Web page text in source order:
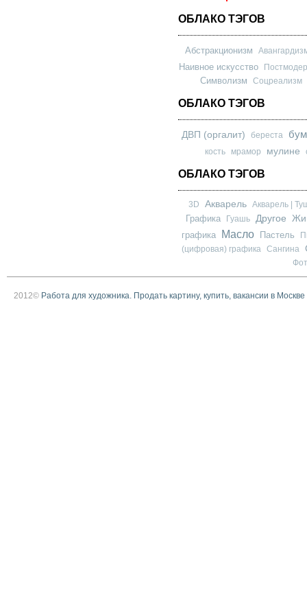
ОБЛАКО ТЭГОВ
Абстракционизм
Наивное искусство
Символизм Соцреализм
ОБЛАКО ТЭГОВ
ДВП (оргалит) береста
кость мрамор мулине
ОБЛАКО ТЭГОВ
3D Акварель Акварель |
Графика Гуашь Другое
графика
Масло Пастель
(цифровая) графика
Сангина
2012© Работа для художника. Продать картину, купить, вакансии в Москве